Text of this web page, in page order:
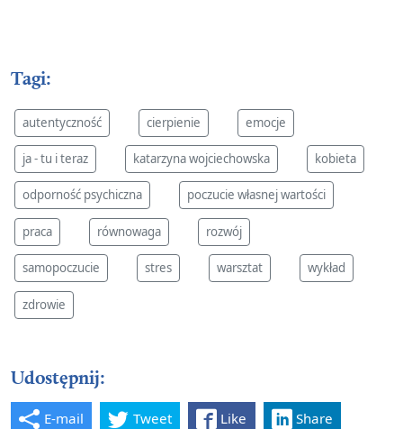
Tagi:
autentyczność cierpienie emocje
ja - tu i teraz katarzyna wojciechowska kobieta
odporność psychiczna poczucie własnej wartości
praca równowaga rozwój
samopoczucie stres warsztat wykład
zdrowie
Udostępnij:
E-mail Tweet Like Share